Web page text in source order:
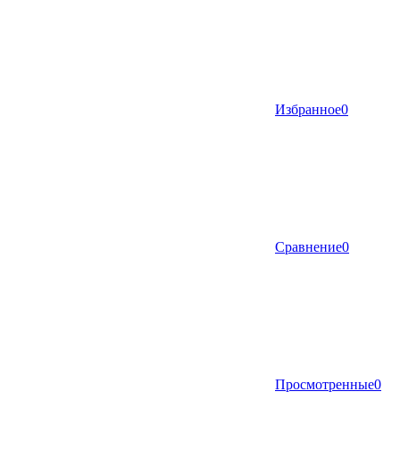
Избранное0
Сравнение0
Просмотренные0